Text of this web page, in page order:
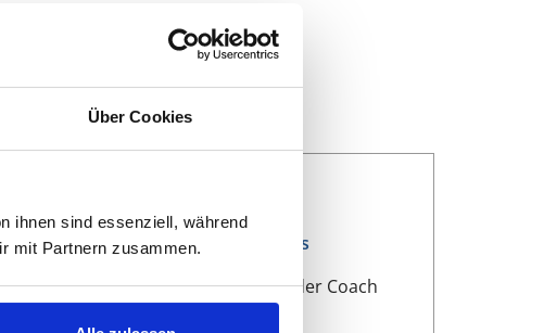
Über Cookies
ihnen sind essenziell, während
mit Partnern zusammen.Start des Coachings
Entscheiden Sie, wie intensiv der Coach